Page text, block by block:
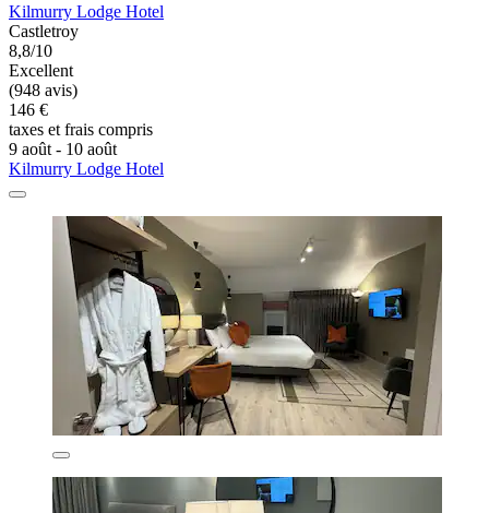
Kilmurry Lodge Hotel
Castletroy
8,8/10
Excellent
(948 avis)
146 €
taxes et frais compris
9 août - 10 août
Kilmurry Lodge Hotel